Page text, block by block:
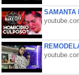
SAMANTA